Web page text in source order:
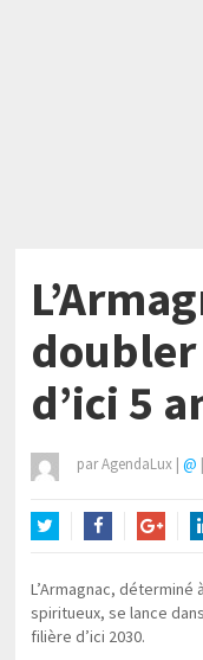
d’ici 5
parAgendaLux | @ |
L’Armagnac,
spiritueux, se lance
filière d’ici 2030.